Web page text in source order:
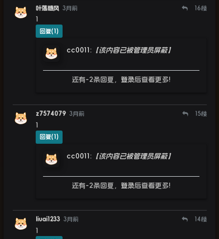
叶落随风 3月前 16楼
1
回复(1)
cc0011 : 【该内容已被管理员屏蔽】
还有-2条回复， 登录后查看更多!
z7574079 3月前 15楼
1
回复(1)
cc0011 : 【该内容已被管理员屏蔽】
还有-2条回复， 登录后查看更多!
liuai1233 3月前 14楼
1